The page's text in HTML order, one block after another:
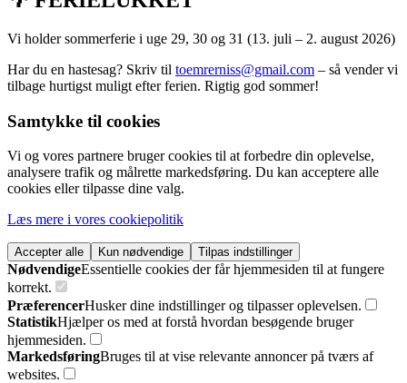
Vi holder sommerferie i uge 29, 30 og 31 (13. juli – 2. august 2026)
Har du en hastesag? Skriv til toemrerniss@gmail.com – så vender vi
tilbage hurtigst muligt efter ferien. Rigtig god sommer!
Samtykke til cookies
Vi og vores partnere bruger cookies til at forbedre din oplevelse,
analysere trafik og målrette markedsføring. Du kan acceptere alle
cookies eller tilpasse dine valg.
Læs mere i vores cookiepolitik
Accepter alle Kun nødvendige Tilpas indstillinger
NødvendigeEssentielle cookies der får hjemmesiden til at fungere
korrekt.
PræferencerHusker dine indstillinger og tilpasser oplevelsen.
StatistikHjælper os med at forstå hvordan besøgende bruger
hjemmesiden.
MarkedsføringBruges til at vise relevante annoncer på tværs af
websites.